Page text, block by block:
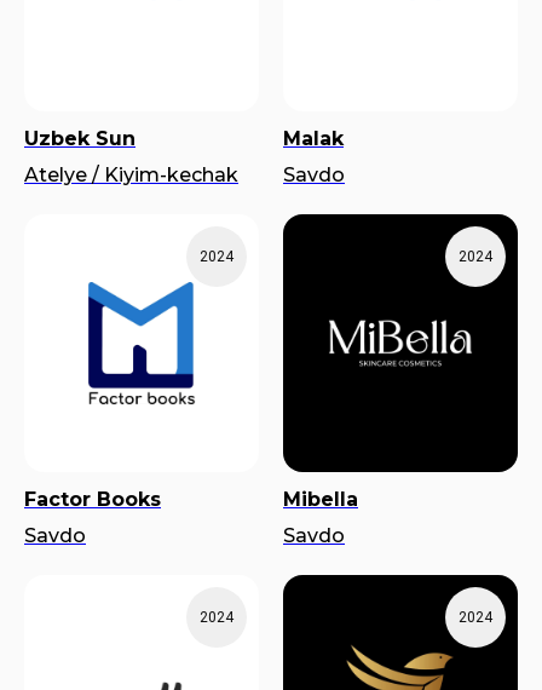
Uzbek Sun
Atelye / Kiyim-kechak
Malak
Savdo
2024
Factor Books
Savdo
2024
Mibella
Savdo
2024 2024